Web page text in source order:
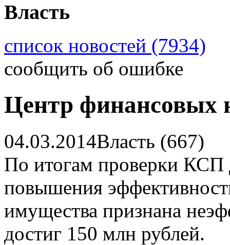
Власть
список новостей (7934)
сообщить об ошибке
Центр финансовых
04.03.2014Власть (667)
По итогам проверки КСП
повышения
имущества признана
достиг 150 млн рублей.